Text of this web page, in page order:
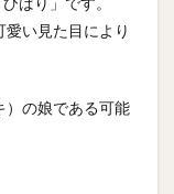
い見た目により
）の娘である可能